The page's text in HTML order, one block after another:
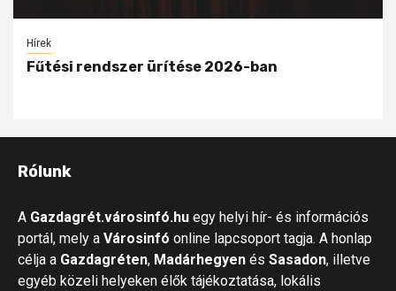
Hírek
Fűtési rendszer ürítése 2026-ban
Rólunk
A Gazdagrét.városinfó.hu egy helyi hír- és információs
portál, mely a Városinfó online lapcsoport tagja. A honlap
célja a Gazdagréten, Madárhegyen és Sasadon, illetve
egyéb közeli helyeken élők tájékoztatása, lokális